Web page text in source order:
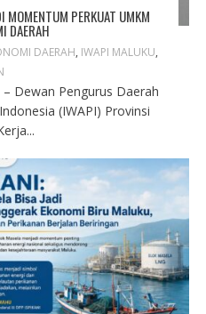
MOMENTUM PERKUAT UMKM
DAERAH
DAERAH, IWAPI MALUKU,
Dewan Pengurus Daerah
(IWAPI) Provinsi